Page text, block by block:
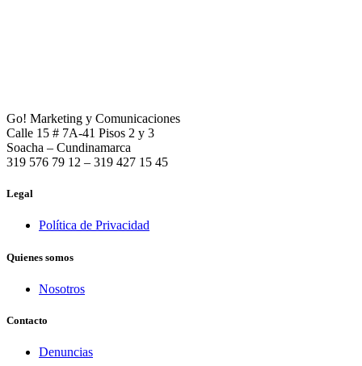
Go! Marketing y Comunicaciones
Calle 15 # 7A-41 Pisos 2 y 3
Soacha – Cundinamarca
319 576 79 12 – 319 427 15 45
Legal
Política de Privacidad
Quienes somos
Nosotros
Contacto
Denuncias